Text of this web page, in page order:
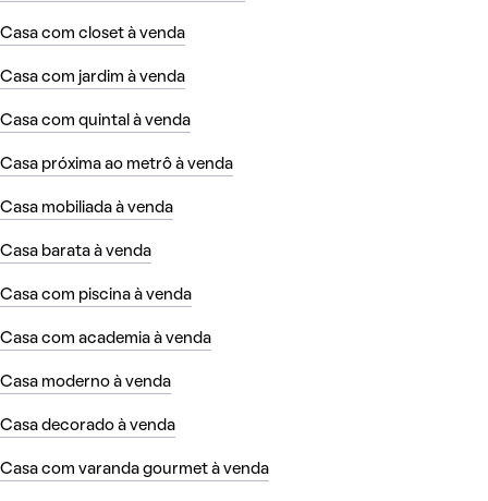
Casa com closet à venda
Casa com jardim à venda
Casa com quintal à venda
Casa próxima ao metrô à venda
Casa mobiliada à venda
Casa barata à venda
Casa com piscina à venda
Casa com academia à venda
Casa moderno à venda
Casa decorado à venda
Casa com varanda gourmet à venda